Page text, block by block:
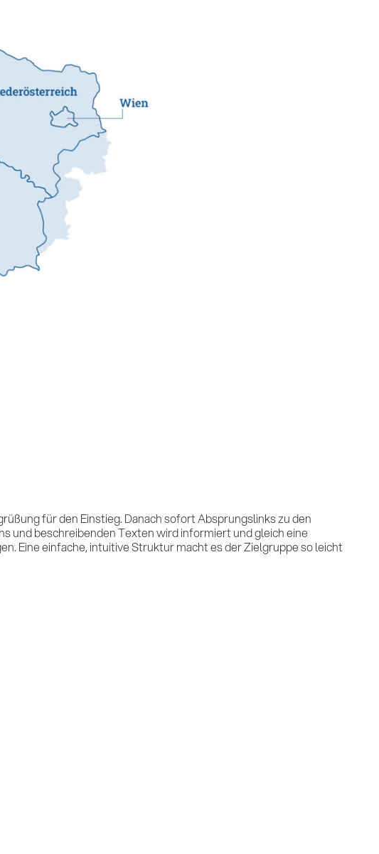
für den Einstieg. Danach sofort Absprungslinks zu den
und beschreibenden Texten wird informiert und gleich eine
Eine einfache, intuitive Struktur macht es der Zielgruppe so leicht